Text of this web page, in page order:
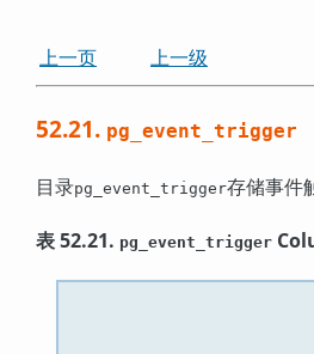
上一页
上一级
52.21. pg_event_trigger
目录pg_event_trigger存储事件
表 52.21. pg_event_trigger